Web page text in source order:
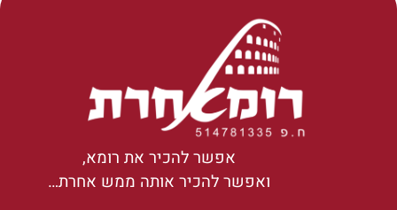
אפשר להכיר את רומא,
ואפשר להכיר אותה ממש אחרת…